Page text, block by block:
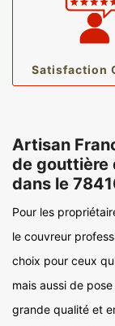
Satisfaction
Artisan
de gouttière
dans le
Pour les
le couvreur
choix pour ceux
mais aussi de
grande qualité et